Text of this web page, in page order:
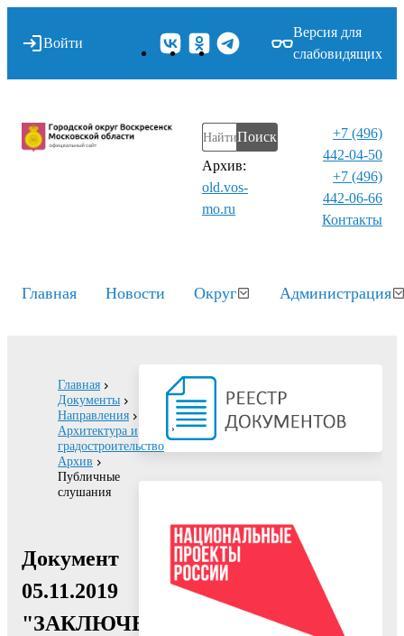
Войти
Версия для
слабовидящих
Поиск
Архив:
old.vos-
mo.ru
+7 (496)
442-04-50
+7 (496)
442-06-66
Контакты⁠
Главная Новости Округ Администрация
Главная
Документы
Направления
Архитектура и
градостроительство
Архив
Публичные
слушания
Документ
05.11.2019
"ЗАКЛЮЧЕНИЕ